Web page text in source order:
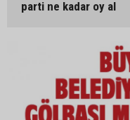
parti ne kadar oy al